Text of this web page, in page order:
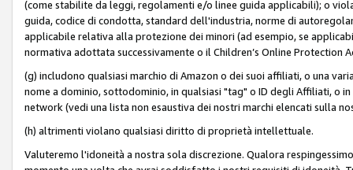
(come stabilite da leggi, regolamenti e/o linee guida applicabili); o
guida, codice di condotta, standard dell'industria, norme di
applicabile relativa alla protezione dei minori (ad esempio, se
normativa adottata successivamente o il Children’s Online Protection
(g) includono qualsiasi marchio di Amazon o dei suoi affiliati, o una
nome a dominio, sottodominio, in qualsiasi "tag" o ID degli Affiliati, o
network (vedi una lista non esaustiva dei nostri marchi elencati sulla
(h) altrimenti violano qualsiasi diritto di proprietà intellettuale.
Valuteremo l'idoneità a nostra sola discrezione. Qualora